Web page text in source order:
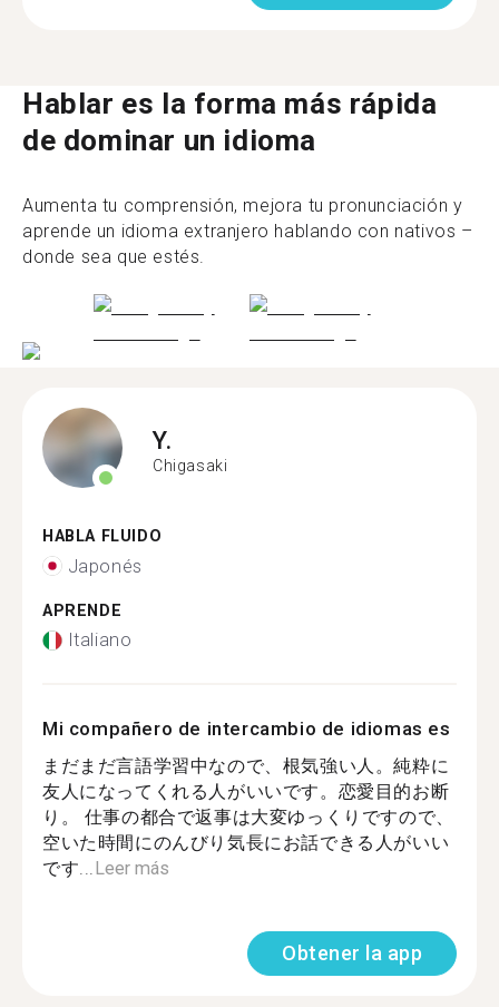
Hablar es la forma más rápida
de dominar un idioma
Aumenta tu comprensión, mejora tu pronunciación y
aprende un idioma extranjero hablando con nativos –
donde sea que estés.
Y.
Chigasaki
HABLA FLUIDO
Japonés
APRENDE
Italiano
Mi compañero de intercambio de idiomas es
まだまだ言語学習中なので、根気強い人。純粋に
友人になってくれる人がいいです。恋愛目的お断
り。 仕事の都合で返事は大変ゆっくりですので、
空いた時間にのんびり気長にお話できる人がいい
です...Leer más
Obtener la app